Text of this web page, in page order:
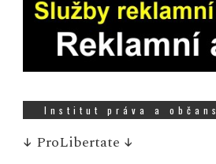
Institut práva a
↓ ProLibertate ↓